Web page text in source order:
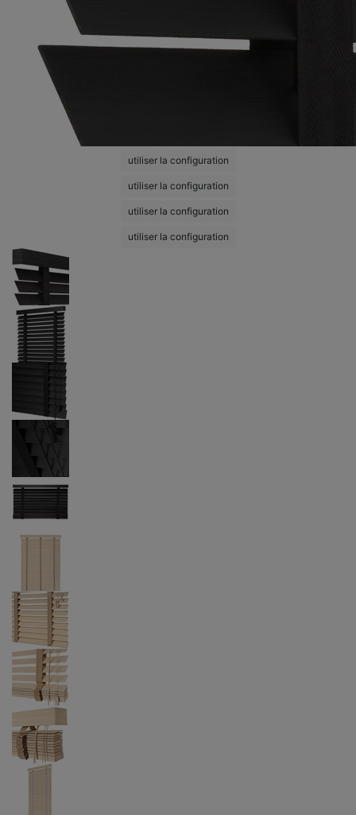
utiliser la configuration
utiliser la configuration
utiliser la configuration
utiliser la configuration